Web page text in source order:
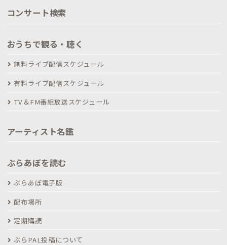
コンサート検索
おうちで観る・聴く
無料ライブ配信スケジュール
有料ライブ配信スケジュール
TV＆FM番組放送スケジュール
アーティスト名鑑
ぶらあぼを読む
ぶらあぼ電子版
配布場所
定期購読
ぶらPAL投稿について